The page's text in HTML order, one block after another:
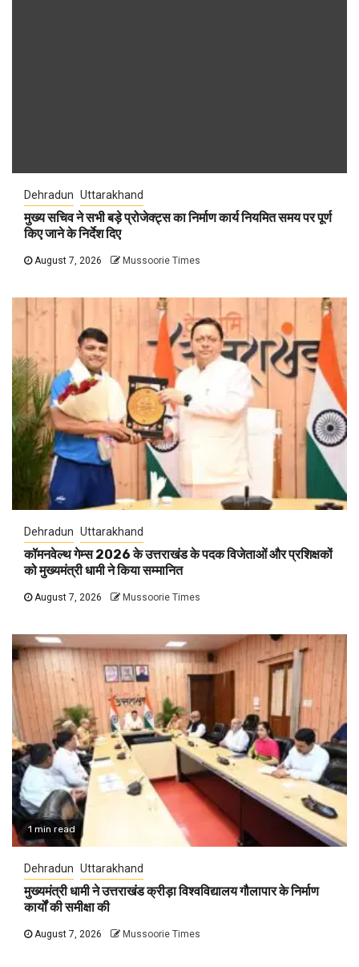
Dehradun Uttarakhand
मुख्य सचिव ने सभी बड़े प्रोजेक्ट्स का निर्माण कार्य नियमित समय पर पूर्ण
किए जाने के निर्देश दिए
August 7, 2026 Mussoorie Times
Dehradun Uttarakhand
कॉमनवेल्थ गेम्स 2026 के उत्तराखंड के पदक विजेताओं और प्रशिक्षकों
को मुख्यमंत्री धामी ने किया सम्मानित
August 7, 2026 Mussoorie Times
1 min read
Dehradun Uttarakhand
मुख्यमंत्री धामी ने उत्तराखंड क्रीड़ा विश्वविद्यालय गौलापार के निर्माण
कार्यों की समीक्षा की
August 7, 2026 Mussoorie Times